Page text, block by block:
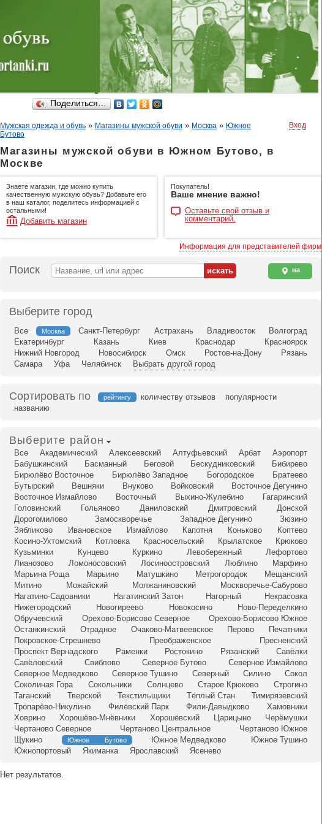
Поделиться…
Мужская одежда и обувь » Магазины мужской обуви » Москва » Южное
Бутово
Вход
Магазины мужской обуви в Южном Бутово, в
Москве
Знаете магазин, где можно купить
качественную мужскую обувь? Добавьте его
в наш каталог, поделитесь информацией с
остальными!
Добавить магазин
Покупатель!
Ваше мнение важно!
Оставьте свой отзыв и
комментарий.
Информация для представителей фирм
Поиск
на
Выберите город
Все Москва Санкт-Петербург Астрахань Владивосток
Волгоград
Екатеринбург
Казань Киев Краснодар
Красноярск
Нижний Новгород
Новосибирск Омск Ростов-на-Дону
Рязань
Самара
Уфа Челябинск Выбрать другой город
Сортировать по рейтингу количеству отзывов
популярности
названию
Выберите район
Все Академический Алексеевский Алтуфьевский Арбат
Аэропорт
Бабушкинский
Басманный Беговой Бескудниковский
Бибирево
Бирюлёво Восточное
Бирюлёво Западное Богородское
Братеево
Бутырский
Вешняки Внуково Войковский
Восточное Дегунино
Восточное Измайлово
Восточный Выхино-Жулебино
Гагаринский
Головинский
Гольяново Даниловский Дмитровский
Донской
Дорогомилово
Замоскворечье Западное Дегунино
Зюзино
Зябликово
Ивановское Измайлово Капотня Коньково
Коптево
Косино-Ухтомский
Котловка Красносельский Крылатское
Крюково
Кузьминки
Кунцево Куркино Левобережный
Лефортово
Лианозово
Ломоносовский Лосиноостровский Люблино
Марфино
Марьина Роща
Марьино Матушкино Метрогородок
Мещанский
Митино
Можайский Молжаниновский
Москворечье-Сабурово
Нагатино-Садовники
Нагатинский Затон Нагорный
Некрасовка
Нижегородский
Новогиреево Новокосино
Ново-Переделкино
Обручевский
Орехово-Борисово Северное
Орехово-Борисово Южное
Останкинский
Отрадное Очаково-Матвеевское Перово
Печатники
Покровское-Стрешнево
Преображенское
Пресненский
Проспект Вернадского
Раменки Ростокино Рязанский
Савёлки
Савёловский
Свиблово Северное Бутово
Северное Измайлово
Северное Медведково
Северное Тушино Северный Силино
Сокол
Соколиная Гора
Сокольники Солнцево Старое Крюково
Строгино
Таганский
Тверской Текстильщики Тёплый Стан
Тимирязевский
Тропарёво-Никулино
Филёвский Парк Фили-Давыдково
Хамовники
Ховрино
Хорошёво-Мнёвники Хорошёвский Царицыно
Черёмушки
Чертаново Северное
Чертаново Центральное
Чертаново Южное
Щукино
Южное Бутово Южное Медведково
Южное Тушино
Южнопортовый
Якиманка Ярославский Ясенево
Нет результатов.